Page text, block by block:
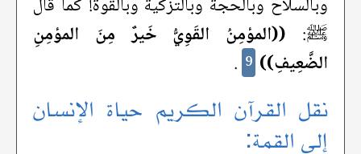
وبالسلاح وبالحجة وبالتزكية وبالقوة! كما قال
ﷺ: ((المؤمِنُ القَوِيُّ خَيرٌ مِنَ المؤمِنِ
الضَّعِيفِ)) 9
.
نقل القرآن الكريم حياة الإنسان
إلى القمة: